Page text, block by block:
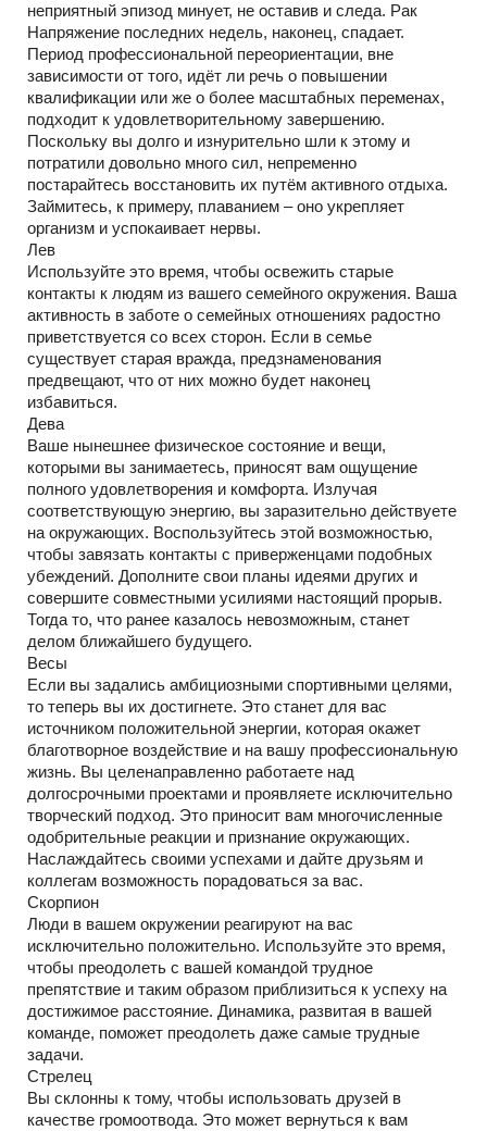
неприятный эпизод минует, не оставив и следа. Рак
Напряжение последних недель, наконец, спадает.
Период профессиональной переориентации, вне
зависимости от того, идёт ли речь о повышении
квалификации или же о более масштабных переменах,
подходит к удовлетворительному завершению.
Поскольку вы долго и изнурительно шли к этому и
потратили довольно много сил, непременно
постарайтесь восстановить их путём активного отдыха.
Займитесь, к примеру, плаванием – оно укрепляет
организм и успокаивает нервы.
Лев
Используйте это время, чтобы освежить старые
контакты к людям из вашего семейного окружения. Ваша
активность в заботе о семейных отношениях радостно
приветствуется со всех сторон. Если в семье
существует старая вражда, предзнаменования
предвещают, что от них можно будет наконец
избавиться.
Дева
Ваше нынешнее физическое состояние и вещи,
которыми вы занимаетесь, приносят вам ощущение
полного удовлетворения и комфорта. Излучая
соответствующую энергию, вы заразительно действуете
на окружающих. Воспользуйтесь этой возможностью,
чтобы завязать контакты с приверженцами подобных
убеждений. Дополните свои планы идеями других и
совершите совместными усилиями настоящий прорыв.
Тогда то, что ранее казалось невозможным, станет
делом ближайшего будущего.
Весы
Если вы задались амбициозными спортивными целями,
то теперь вы их достигнете. Это станет для вас
источником положительной энергии, которая окажет
благотворное воздействие и на вашу профессиональную
жизнь. Вы целенаправленно работаете над
долгосрочными проектами и проявляете исключительно
творческий подход. Это приносит вам многочисленные
одобрительные реакции и признание окружающих.
Наслаждайтесь своими успехами и дайте друзьям и
коллегам возможность порадоваться за вас.
Скорпион
Люди в вашем окружении реагируют на вас
исключительно положительно. Используйте это время,
чтобы преодолеть с вашей командой трудное
препятствие и таким образом приблизиться к успеху на
достижимое расстояние. Динамика, развитая в вашей
команде, поможет преодолеть даже самые трудные
задачи.
Стрелец
Вы склонны к тому, чтобы использовать друзей в
качестве громоотвода. Это может вернуться к вам